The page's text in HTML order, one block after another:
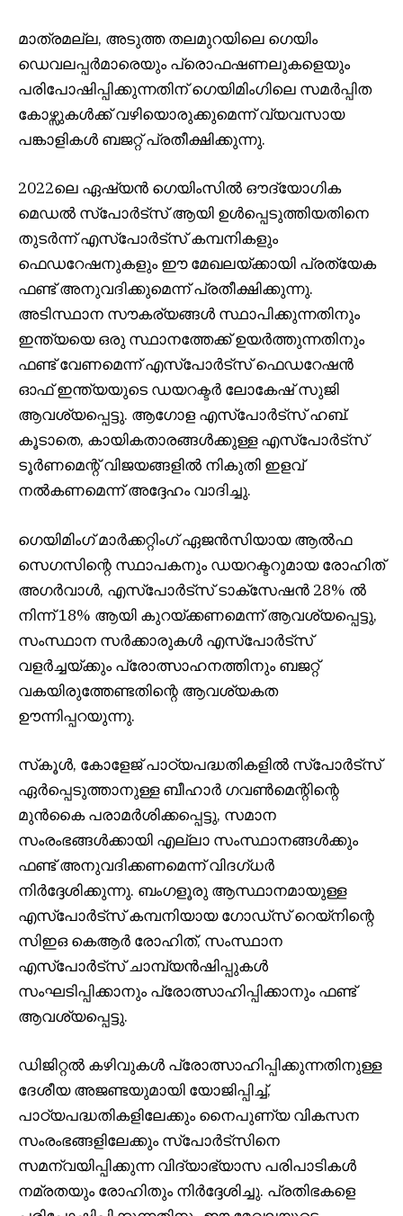
മാത്രമല്ല, അടുത്ത തലമുറയിലെ ഗെയിം
ഡെവലപ്പർമാരെയും പ്രൊഫഷണലുകളെയും
പരിപോഷിപ്പിക്കുന്നതിന് ഗെയിമിംഗിലെ സമർപ്പിത
കോഴ്സുകൾക്ക് വഴിയൊരുക്കുമെന്ന് വ്യവസായ
പങ്കാളികൾ ബജറ്റ് പ്രതീക്ഷിക്കുന്നു.
2022ലെ ഏഷ്യൻ ഗെയിംസിൽ ഔദ്യോഗിക
മെഡൽ സ്‌പോർട്‌സ് ആയി ഉൾപ്പെടുത്തിയതിനെ
തുടർന്ന് എസ്‌പോർട്‌സ് കമ്പനികളും
ഫെഡറേഷനുകളും ഈ മേഖലയ്‌ക്കായി പ്രത്യേക
ഫണ്ട് അനുവദിക്കുമെന്ന് പ്രതീക്ഷിക്കുന്നു.
അടിസ്ഥാന സൗകര്യങ്ങൾ സ്ഥാപിക്കുന്നതിനും
ഇന്ത്യയെ ഒരു സ്ഥാനത്തേക്ക് ഉയർത്തുന്നതിനും
ഫണ്ട് വേണമെന്ന് എസ്‌പോർട്‌സ് ഫെഡറേഷൻ
ഓഫ് ഇന്ത്യയുടെ ഡയറക്ടർ ലോകേഷ് സുജി
ആവശ്യപ്പെട്ടു. ആഗോള എസ്‌പോർട്‌സ് ഹബ്.
കൂടാതെ, കായികതാരങ്ങൾക്കുള്ള എസ്‌പോർട്‌സ്
ടൂർണമെന്റ് വിജയങ്ങളിൽ നികുതി ഇളവ്
നൽകണമെന്ന് അദ്ദേഹം വാദിച്ചു.
ഗെയിമിംഗ് മാർക്കറ്റിംഗ് ഏജൻസിയായ ആൽഫ
സെഗസിന്റെ സ്ഥാപകനും ഡയറക്ടറുമായ രോഹിത്
അഗർവാൾ, എസ്‌പോർട്‌സ് ടാക്‌സേഷൻ 28% ൽ
നിന്ന് 18% ആയി കുറയ്ക്കണമെന്ന് ആവശ്യപ്പെട്ടു,
സംസ്ഥാന സർക്കാരുകൾ എസ്‌പോർട്‌സ്
വളർച്ചയ്ക്കും പ്രോത്സാഹനത്തിനും ബജറ്റ്
വകയിരുത്തേണ്ടതിന്റെ ആവശ്യകത
ഊന്നിപ്പറയുന്നു.
സ്‌കൂൾ, കോളേജ് പാഠ്യപദ്ധതികളിൽ സ്‌പോർട്‌സ്
ഏർപ്പെടുത്താനുള്ള ബീഹാർ ഗവൺമെന്റിന്റെ
മുൻകൈ പരാമർശിക്കപ്പെട്ടു, സമാന
സംരംഭങ്ങൾക്കായി എല്ലാ സംസ്ഥാനങ്ങൾക്കും
ഫണ്ട് അനുവദിക്കണമെന്ന് വിദഗ്ധർ
നിർദ്ദേശിക്കുന്നു. ബംഗളൂരു ആസ്ഥാനമായുള്ള
എസ്‌പോർട്‌സ് കമ്പനിയായ ഗോഡ്‌സ് റെയ്‌നിന്റെ
സിഇഒ കെആർ രോഹിത്, സംസ്ഥാന
എസ്‌പോർട്‌സ് ചാമ്പ്യൻഷിപ്പുകൾ
സംഘടിപ്പിക്കാനും പ്രോത്സാഹിപ്പിക്കാനും ഫണ്ട്
ആവശ്യപ്പെട്ടു.
ഡിജിറ്റൽ കഴിവുകൾ പ്രോത്സാഹിപ്പിക്കുന്നതിനുള്ള
ദേശീയ അജണ്ടയുമായി യോജിപ്പിച്ച്,
പാഠ്യപദ്ധതികളിലേക്കും നൈപുണ്യ വികസന
സംരംഭങ്ങളിലേക്കും സ്‌പോർട്‌സിനെ
സമന്വയിപ്പിക്കുന്ന വിദ്യാഭ്യാസ പരിപാടികൾ
നമ്രതയും രോഹിതും നിർദ്ദേശിച്ചു. പ്രതിഭകളെ